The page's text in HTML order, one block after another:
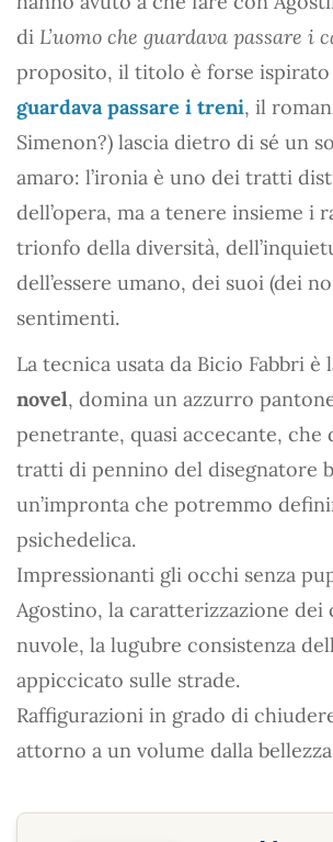
di L’uomo che guardava passare i
proposito, il titolo è forse ispirato
guardava passare i treni, il
Simenon?) lascia dietro di sé un
amaro: l’ironia è uno dei tratti
dell’opera, ma a tenere insieme i
trionfo della diversità,
dell’essere umano, dei suoi (dei
sentimenti.
La tecnica usata da Bicio Fabbri è
novel, domina un azzurro
penetrante, quasi accecante, che
tratti di pennino del disegnatore
un’impronta che potremmo
psichedelica.
Impressionanti gli occhi senza
Agostino, la caratterizzazione dei
nuvole, la lugubre consistenza
appiccicato sulle strade.
Raffigurazioni in grado di
attorno a un volume dalla